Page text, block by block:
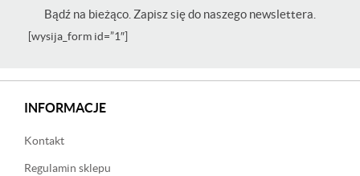
Bądź na bieżąco. Zapisz się do naszego newslettera.
[wysija_form id=”1″]
INFORMACJE
Kontakt
Regulamin sklepu